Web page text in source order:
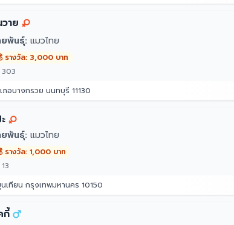
าย
ยพันธุ์: แมวไทย
รางวัล: 3,000 บาท
303
อบางกรวย นนทบุรี 11130
ยพันธุ์: แมวไทย
รางวัล: 1,000 บาท
13
เทียน กรุงเทพมหานคร 10150
กี้